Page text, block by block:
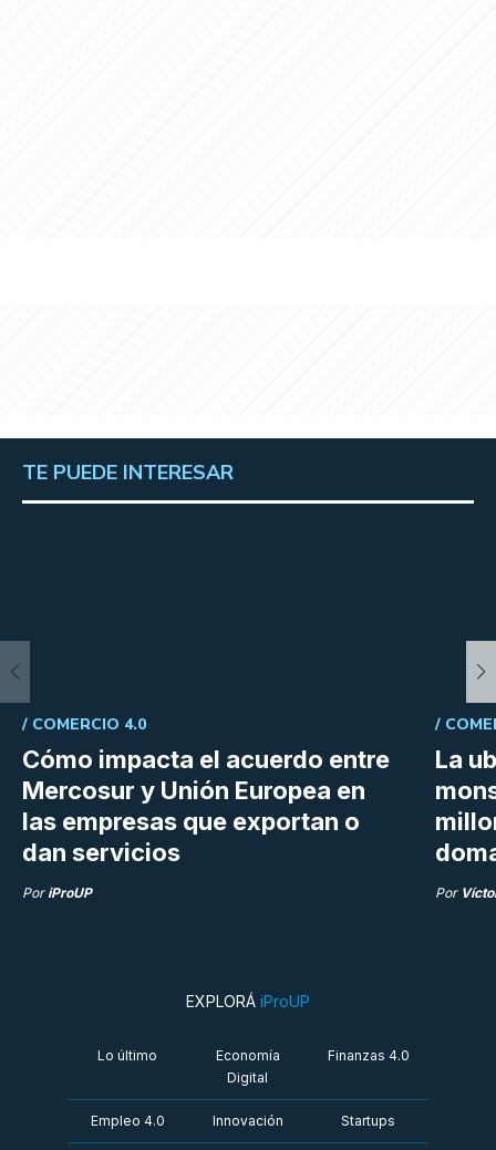
TE PUEDE INTERESAR
Cómo impacta el acuerdo entre
Mercosur y Unión Europea en
las empresas que exportan o
dan servicios
/ COMERCIO 4.0
Por iProUP
La
/
Por
EXPLORÁ iProUP
Lo último
Economía
Digital
Finanzas 4.0
Empleo 4.0 Innovación Startups